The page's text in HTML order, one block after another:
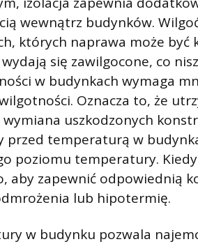
wewnątrz budynków.
których naprawa może być
się zawilgocone, co
w budynkach wymaga
Oznacza to, że
uszkodzonych
przed temperaturą w
poziomu temperatury.
aby zapewnić odpowiednią
lub hipotermię.
w budynku pozwala